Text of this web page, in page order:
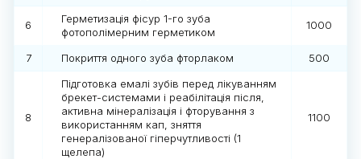
6
Герметизація фісур 1-го зуба
фотополімерним герметиком
1000
7 Покриття одного зуба фторлаком 500
8
Підготовка емалі зубів перед лікуванням
брекет-системами і реабілітація після,
активна мінералізація і фторування з
використанням кап, зняття
генералізованої гіперчутливості (1
щелепа)
1100